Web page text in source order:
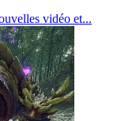
vidéo et...